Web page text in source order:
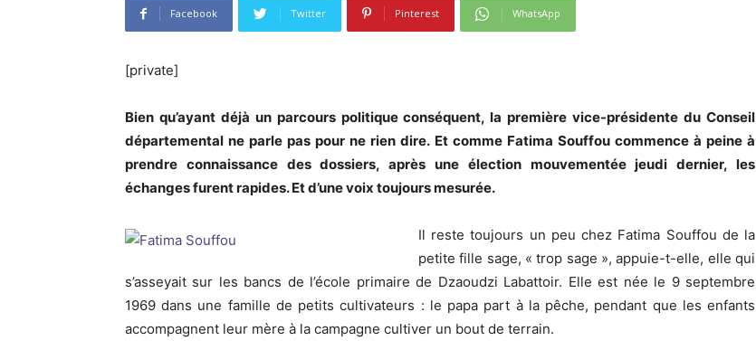
Facebook Twitter Pinterest WhatsApp
[private]
Bien qu’ayant déjà un parcours politique conséquent, la première vice-présidente du Conseil
départemental ne parle pas pour ne rien dire. Et comme Fatima Souffou commence à peine à
prendre connaissance des dossiers, après une élection mouvementée jeudi dernier, les
échanges furent rapides. Et d’une voix toujours mesurée.
Il reste toujours un peu chez Fatima Souffou de la
petite fille sage, « trop sage », appuie-t-elle, elle qui
s’asseyait sur les bancs de l’école primaire de Dzaoudzi Labattoir. Elle est née le 9 septembre
1969 dans une famille de petits cultivateurs : le papa part à la pêche, pendant que les enfants
accompagnent leur mère à la campagne cultiver un bout de terrain.